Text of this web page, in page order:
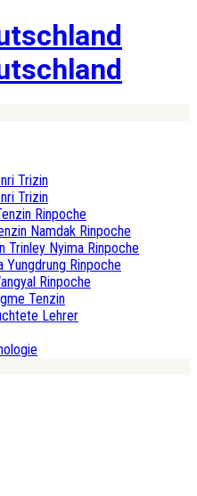
Trizin
Trizin
Rinpoche
Namdak Rinpoche
Trinley Nyima Rinpoche
Yungdrung Rinpoche
Rinpoche
Tenzin
Lehrer